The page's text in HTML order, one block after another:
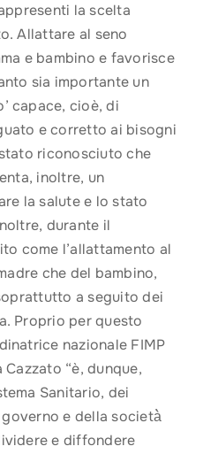
la scelta
Allattare al seno
e bambino e favorisce
sia importante un
capace, cioè, di
e corretto ai bisogni
riconosciuto che
inoltre, un
la salute e lo stato
durante il
come l’allattamento al
che del bambino,
a seguito dei
Proprio per questo
nazionale FIMP
Cazzato “è, dunque,
Sanitario, dei
e della società̀
e diffondere